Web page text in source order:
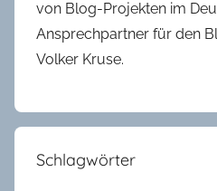
von Blog-Projekten im
Ansprechpartner für den
Volker Kruse.
Schlagwörter